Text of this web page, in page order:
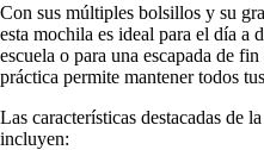
Con sus múltiples bolsillos y su
esta mochila es ideal para el día a
escuela o para una escapada de
práctica permite mantener todos
Las características destacadas de
incluyen: